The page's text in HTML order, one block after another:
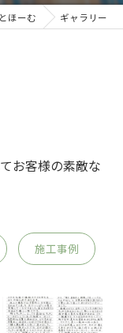
ほーむ ギャラリー
お客様の素敵な
施工事例